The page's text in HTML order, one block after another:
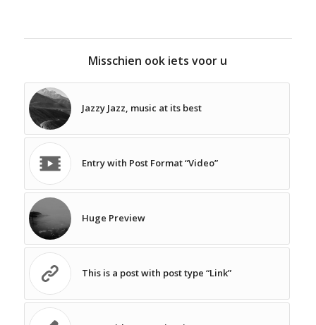
Misschien ook iets voor u
Jazzy Jazz, music at its best
Entry with Post Format “Video”
Huge Preview
This is a post with post type “Link”